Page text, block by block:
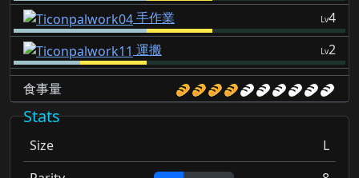
手作業
Lv4
運搬
Lv2
食事量
Stats
Size
L